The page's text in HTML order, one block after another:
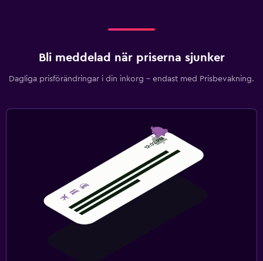
Bli meddelad när priserna sjunker
Dagliga prisförändringar i din inkorg – endast med Prisbevakning.